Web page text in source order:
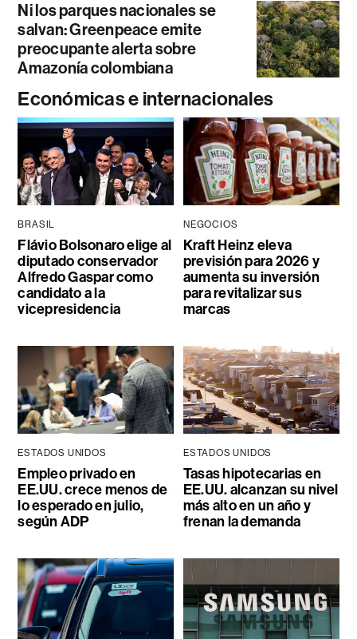
Ni los parques nacionales se
salvan: Greenpeace emite
preocupante alerta sobre
Amazonía colombiana
Económicas e internacionales
BRASIL
Flávio Bolsonaro elige al
diputado conservador
Alfredo Gaspar como
candidato a la
vicepresidencia
NEGOCIOS
Kraft Heinz eleva
previsión para 2026 y
aumenta su inversión
para revitalizar sus
marcas
ESTADOS UNIDOS
Empleo privado en
EE.UU. crece menos de
lo esperado en julio,
según ADP
ESTADOS UNIDOS
Tasas hipotecarias en
EE.UU. alcanzan su nivel
más alto en un año y
frenan la demanda